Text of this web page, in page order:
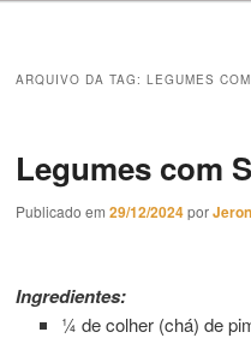
principal
secundário
ARQUIVO DA TAG: LEGUMES
Legumes com
Publicado em 29/12/2024por
Ingredientes:
¼ de colher (chá) de